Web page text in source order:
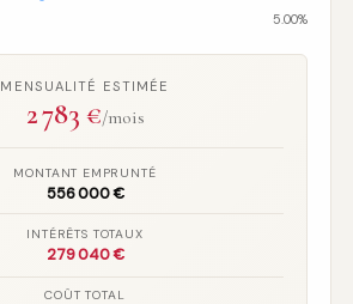
5.00%
MENSUALITÉ ESTIMÉE
2 783 €/mois
MONTANT EMPRUNTÉ
556 000 €
INTÉRÊTS TOTAUX
279 040 €
COÛT TOTAL